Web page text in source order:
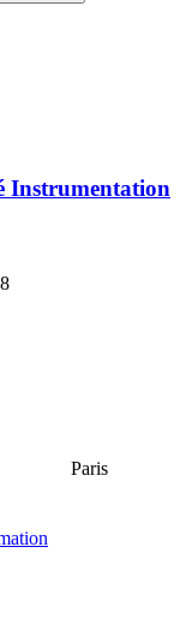
Instrumentation
Paris